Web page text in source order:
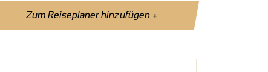
Zum Reiseplaner hinzufügen+